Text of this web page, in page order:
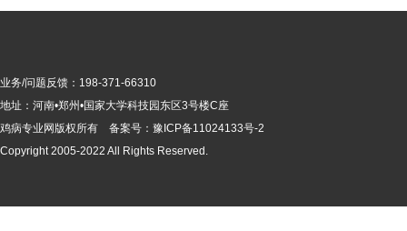
业务/问题反馈：198-371-66310
地址：河南•郑州•国家大学科技园东区3号楼C座
鸡病专业网版权所有 备案号： 豫ICP备11024133号-2
Copyright 2005-2022 All Rights Reserved.